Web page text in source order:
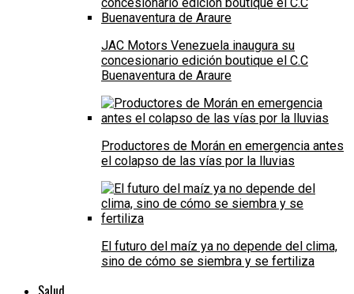
JAC Motors Venezuela inaugura su
concesionario edición boutique el C.C
Buenaventura de Araure
Productores de Morán en emergencia antes
el colapso de las vías por la lluvias
El futuro del maíz ya no depende del clima,
sino de cómo se siembra y se fertiliza